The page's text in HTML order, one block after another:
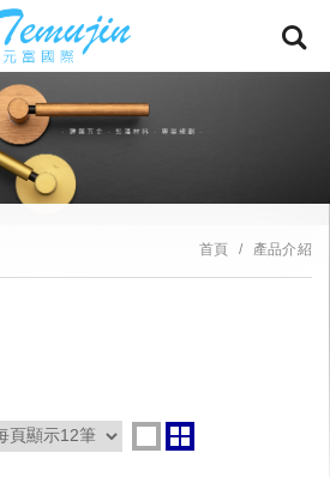
首頁 產品介紹